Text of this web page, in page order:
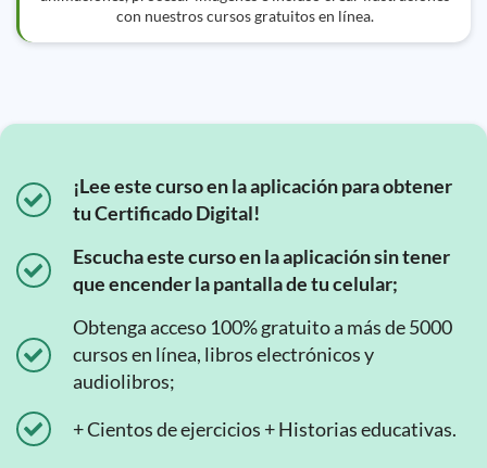
con nuestros cursos gratuitos en línea.
¡Lee este curso en la aplicación para obtener
tu Certificado Digital!
Escucha este curso en la aplicación sin tener
que encender la pantalla de tu celular;
Obtenga acceso 100% gratuito a más de 5000
cursos en línea, libros electrónicos y
audiolibros;
+ Cientos de ejercicios + Historias educativas.